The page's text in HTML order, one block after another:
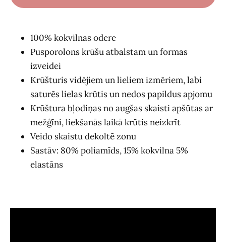
100% kokvilnas odere
Pusporolons krūšu atbalstam un formas
izveidei
Krūšturis vidējiem un lieliem izmēriem, labi
saturēs lielas krūtis un nedos papildus apjomu
Krūštura bļodiņas no augšas skaisti apšūtas ar
mežģīni, liekšanās laikā krūtis neizkrīt
Veido skaistu dekoltē zonu
Sastāv: 80% poliamīds, 15% kokvilna 5%
elastāns